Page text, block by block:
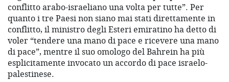
conflitto arabo-israeliano una volta per tutte”. Per
quanto i tre Paesi non siano mai stati direttamente in
conflitto, il ministro degli Esteri emiratino ha detto di
voler “tendere una mano di pace e ricevere una mano
di pace”, mentre il suo omologo del Bahrein ha più
esplicitamente invocato un accordo di pace israelo-
palestinese.